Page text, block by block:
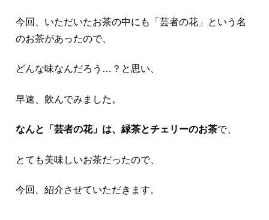
今回、いただいたお茶の中にも「芸者の花」という名
のお茶があったので、
どんな味なんだろう…？と思い、
早速、飲んでみました。
なんと「芸者の花」は、緑茶とチェリーのお茶で、
とても美味しいお茶だったので、
今回、紹介させていただきます。